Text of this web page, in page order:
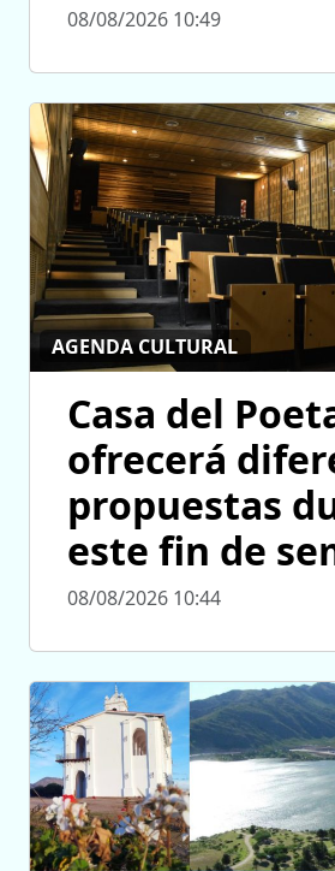
08/08/2026 10:49
AGENDA CULTURAL
Casa del
ofrecerá
propuestas
este fin de
08/08/2026 10:44